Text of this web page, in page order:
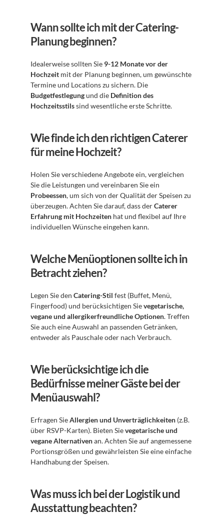
Wann sollte ich mit der Catering-
Planung beginnen?
Idealerweise sollten Sie 9-12 Monate vor der
Hochzeit mit der Planung beginnen, um gewünschte
Budgetfestlegung und die Definition des
Hochzeitsstils sind wesentliche erste Schritte.
Wie finde ich den richtigen Caterer
für meine Hochzeit?
Holen Sie verschiedene Angebote ein, vergleichen
Probeessen, um sich von der Qualität der Speisen zu
überzeugen. Achten Sie darauf, dass der Caterer
Erfahrung mit Hochzeiten hat und flexibel auf Ihre
individuellen Wünsche eingehen kann.
Welche Menüoptionen sollte ich in
Betracht ziehen?
Legen Sie den Catering-Stil fest (Buffet, Menü,
Fingerfood) und berücksichtigen Sie vegetarische,
vegane und allergikerfreundliche Optionen. Treffen
Sie auch eine Auswahl an passenden Getränken,
entweder als Pauschale oder nach Verbrauch.
Wie berücksichtige ich die
Bedürfnisse meiner Gäste bei der
Menüauswahl?
Erfragen Sie Allergien und Unverträglichkeiten (z.B.
über RSVP-Karten). Bieten Sie vegetarische und
vegane Alternativen an. Achten Sie auf angemessene
Portionsgrößen und gewährleisten Sie eine einfache
Handhabung der Speisen.
Was muss ich bei der Logistik und
Ausstattung beachten?